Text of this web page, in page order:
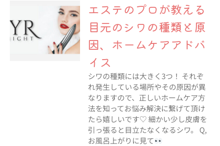
エステのプロが教える
目元のシワの種類と原
因、ホームケアアドバ
イス
シワの種類には大きく3つ！ それぞ
れ発生している場所やその原因が異
なりますので、正しいホームケア方
法を知ってお悩み解決に繋げて頂け
たら嬉しいです♡ 細かい少し皮膚を
引っ張ると目立たなくなるシワ。 Q,
お風呂上がりに見て